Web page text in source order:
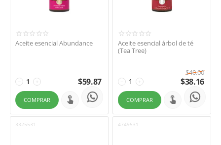
Aceite esencial Abundance
+
− $59.87
COMPRAR
Aceite esencial árbol de té
(Tea Tree)
+
−
$40.00
$38.16
COMPRAR
3325531 4749531